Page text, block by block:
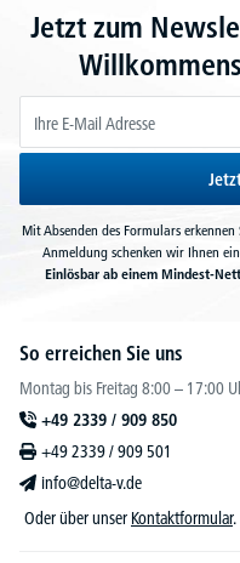
Jetzt zum
Mit Absenden des Formulars erkennen
Anmeldung schenken wir Ihnen
Einlösbar ab einem Mindest-
So erreichen Sie uns
Montag bis Freitag 8:00 – 17:00
+49 2339 / 909 850
+49 2339 / 909 501
info@delta-v.de
Oder über unser Kontaktformular.